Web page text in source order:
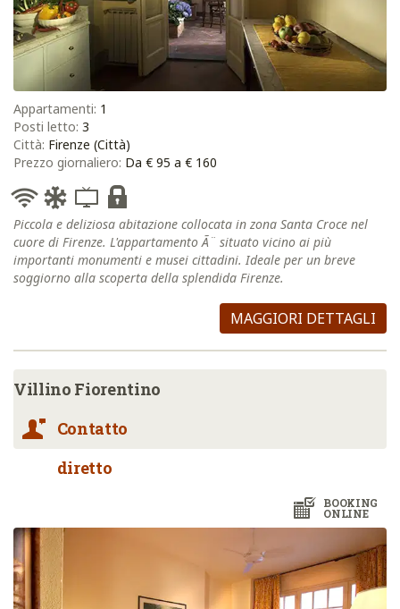
Appartamenti: 1
Posti letto: 3
Città: Firenze (Città)
Prezzo giornaliero: Da € 95 a € 160
Piccola e deliziosa abitazione collocata in zona Santa Croce nel
cuore di Firenze. L'appartamento Ã¨ situato vicino ai più
importanti monumenti e musei cittadini. Ideale per un breve
soggiorno alla scoperta della splendida Firenze.
MAGGIORI DETTAGLI
Villino Fiorentino
Contatto
diretto
BOOKING
ONLINE